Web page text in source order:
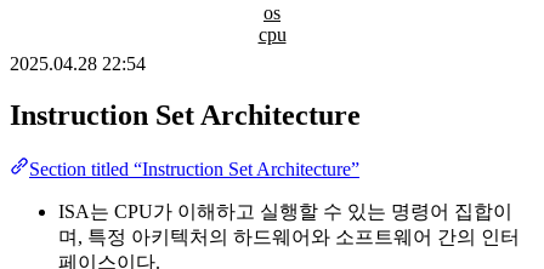
os
cpu
2025.04.28 22:54
Instruction Set Architecture
Section titled “Instruction Set Architecture”
ISA는 CPU가 이해하고 실행할 수 있는 명령어 집합이
며, 특정 아키텍처의 하드웨어와 소프트웨어 간의 인터
페이스이다.